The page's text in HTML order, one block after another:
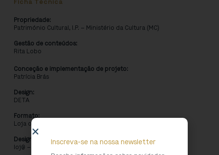
Ficha Técnica
Propriedade:
Património Cultural, I.P. – Ministério da Cultura (MC)
Gestão de conteúdos:
Rita Lobo ​
Conceção e implementação de projeto:
Patrícia Brás
Design:
DETA
Formato:
Loja online
Designação:
loj@ – loja online do Património Cultural, I.P.
Inscreva-se na nossa newsletter